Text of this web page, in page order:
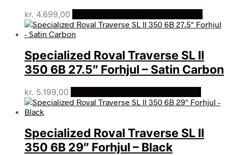
kr. 4.699,00
Specialized Roval Traverse SL II
350 6B 27.5″ Forhjul – Satin Carbon
kr. 5.199,00
Specialized Roval Traverse SL II
350 6B 29″ Forhjul – Black